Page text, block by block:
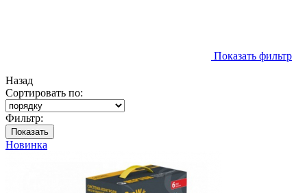
Показать фильтр
Назад
Сортировать по:
Фильтр:
Показать
Новинка